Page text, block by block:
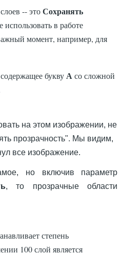
-- этоСохранять
использовать в работе
момент, например, для
буквуАсо сложной
на этом изображении, не
прозрачность". Мы видим,
все изображение.
но включив параметр
, то прозрачные области
степень
100 слой является